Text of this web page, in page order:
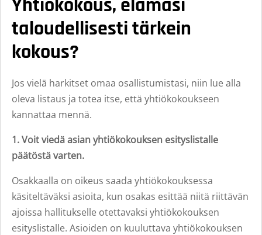
taloudellisesti tärkein
kokous?
Jos vielä harkitset omaa osallistumistasi, niin lue alla
oleva listaus ja totea itse, että yhtiökokoukseen
kannattaa mennä.
1. Voit viedä asian yhtiökokouksen esityslistalle
päätöstä varten.
Osakkaalla on oikeus saada yhtiökokouksessa
käsiteltäväksi asioita, kun osakas esittää niitä riittävän
ajoissa hallitukselle otettavaksi yhtiökokouksen
esityslistalle. Asioiden on kuuluttava yhtiökokouksen